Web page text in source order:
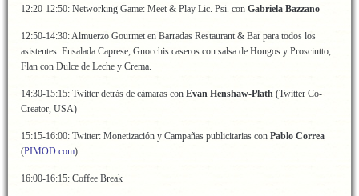
12:20-12:50: Networking Game: Meet & Play Lic. Psi. con Gabriela Bazzano
12:50-14:30: Almuerzo Gourmet en Barradas Restaurant & Bar para todos los
asistentes. Ensalada Caprese, Gnocchis caseros con salsa de Hongos y Prosciutto,
Flan con Dulce de Leche y Crema.
14:30-15:15: Twitter detrás de cámaras con Evan Henshaw-Plath (Twitter Co-
Creator, USA)
15:15-16:00: Twitter: Monetización y Campañas publicitarias con Pablo Correa
(PIMOD.com)
16:00-16:15: Coffee Break